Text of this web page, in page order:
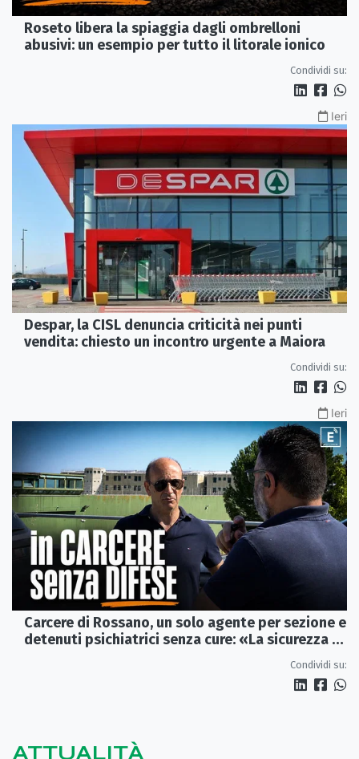
Roseto libera la spiaggia dagli ombrelloni
abusivi: un esempio per tutto il litorale ionico
Condividi su:
Ieri
Despar, la CISL denuncia criticità nei punti
vendita: chiesto un incontro urgente a Maiora
Condividi su:
Ieri
Carcere di Rossano, un solo agente per sezione e
detenuti psichiatrici senza cure: «La sicurezza è
Condividi su:
ATTUALITÀ